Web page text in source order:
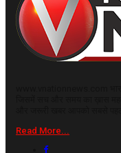
Read More...